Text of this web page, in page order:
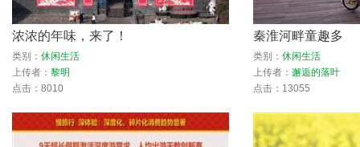
浓浓的年味，来了！
类别： 休闲生活
上传者： 黎明
点击：8010
秦淮河畔童趣多
类别： 休闲生活
上传者： 邂逅的落叶
点击：13055